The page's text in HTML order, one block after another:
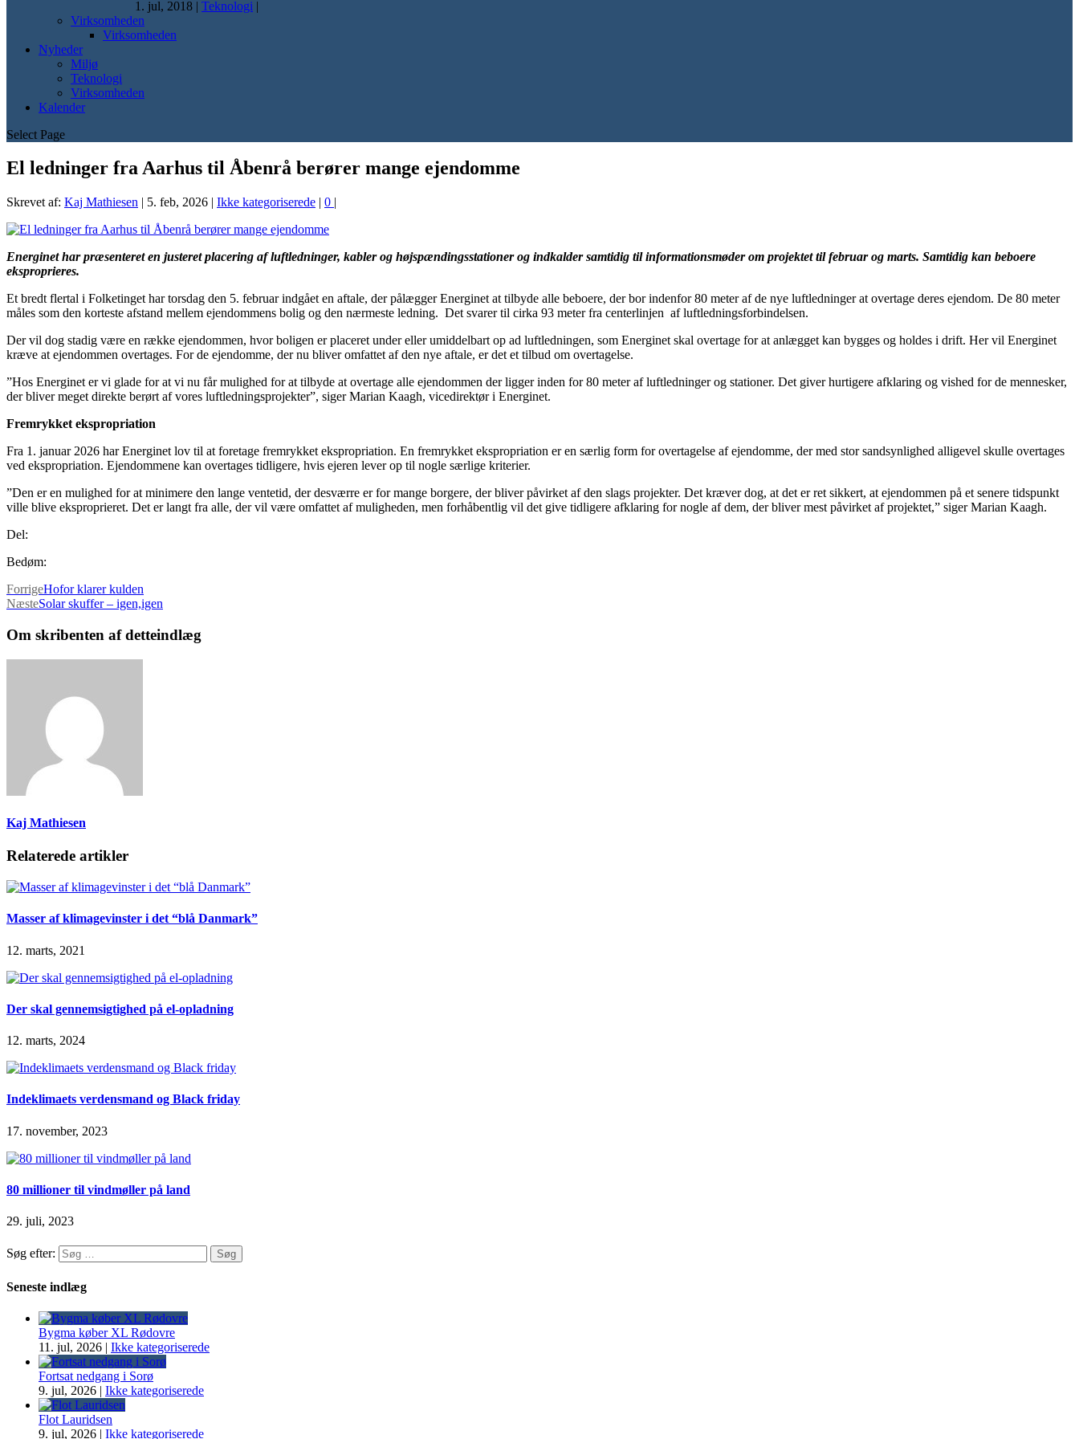
1. jul, 2018 | Teknologi |
Virksomheden
Virksomheden
Nyheder
Miljø
Teknologi
Virksomheden
Kalender
Select Page
El ledninger fra Aarhus til Åbenrå berører mange ejendomme
Skrevet af: Kaj Mathiesen | 5. feb, 2026 | Ikke kategoriserede | 0 |
Energinet har præsenteret en justeret placering af luftledninger, kabler og højspændingsstationer og indkalder samtidig til informationsmøder om projektet til februar og marts. Samtidig kan beboere
eksproprieres.
Et bredt flertal i Folketinget har torsdag den 5. februar indgået en aftale, der pålægger Energinet at tilbyde alle beboere, der bor indenfor 80 meter af de nye luftledninger at overtage deres ejendom. De 80 meter
måles som den korteste afstand mellem ejendommens bolig og den nærmeste ledning. Det svarer til cirka 93 meter fra centerlinjen af luftledningsforbindelsen.
Der vil dog stadig være en række ejendommen, hvor boligen er placeret under eller umiddelbart op ad luftledningen, som Energinet skal overtage for at anlægget kan bygges og holdes i drift. Her vil Energinet
kræve at ejendommen overtages. For de ejendomme, der nu bliver omfattet af den nye aftale, er det et tilbud om overtagelse.
”Hos Energinet er vi glade for at vi nu får mulighed for at tilbyde at overtage alle ejendommen der ligger inden for 80 meter af luftledninger og stationer. Det giver hurtigere afklaring og vished for de mennesker,
der bliver meget direkte berørt af vores luftledningsprojekter”, siger Marian Kaagh, vicedirektør i Energinet.
Fremrykket ekspropriation
Fra 1. januar 2026 har Energinet lov til at foretage fremrykket ekspropriation. En fremrykket ekspropriation er en særlig form for overtagelse af ejendomme, der med stor sandsynlighed alligevel skulle overtages
ved ekspropriation. Ejendommene kan overtages tidligere, hvis ejeren lever op til nogle særlige kriterier.
”Den er en mulighed for at minimere den lange ventetid, der desværre er for mange borgere, der bliver påvirket af den slags projekter. Det kræver dog, at det er ret sikkert, at ejendommen på et senere tidspunkt
ville blive eksproprieret. Det er langt fra alle, der vil være omfattet af muligheden, men forhåbentlig vil det give tidligere afklaring for nogle af dem, der bliver mest påvirket af projektet,” siger Marian Kaagh.
Del:
Bedøm:
ForrigeHofor klarer kulden
NæsteSolar skuffer – igen,igen
Om skribenten af detteindlæg
Kaj Mathiesen
Relaterede artikler
Masser af klimagevinster i det “blå Danmark”
12. marts, 2021
Der skal gennemsigtighed på el-opladning
12. marts, 2024
Indeklimaets verdensmand og Black friday
17. november, 2023
80 millioner til vindmøller på land
29. juli, 2023
Søg efter:
Seneste indlæg
Bygma køber XL Rødovre
11. jul, 2026 | Ikke kategoriserede
Fortsat nedgang i Sorø
9. jul, 2026 | Ikke kategoriserede
Flot Lauridsen
9. jul, 2026 | Ikke kategoriserede